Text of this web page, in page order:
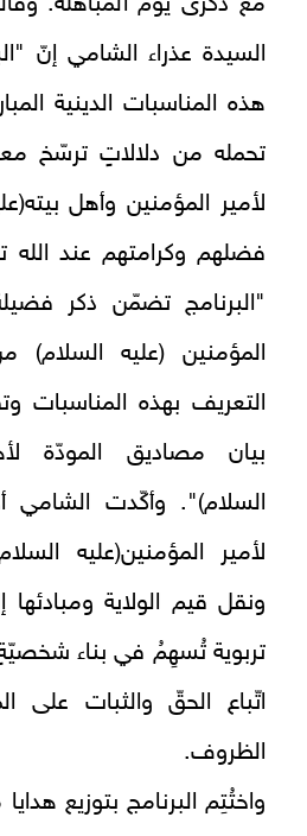
السيدة عذراء الشامي إنّ
هذه المناسبات الدينية
تحمله من دلالاتٍ ترسّخ
لأمير المؤمنين وأهل
فضلهم وكرامتهم عند
"البرنامج تضمّن ذكر
المؤمنين (عليه السلام)
التعريف بهذه المناسبات
بيان مصاديق المودّة
السلام)". وأكّدت الشامي
لأمير المؤمنين(عليه
ونقل قيم الولاية ومبادئها
تربوية تُسهِمُ في بناء شخصيّةٍ
اتّباع الحقّ والثبات على
الظروف.
واختُتِم البرنامج بتوزيع